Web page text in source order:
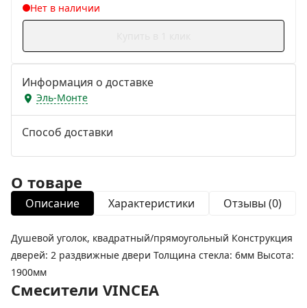
Нет в наличии
Информация о доставке
Эль-Монте
Способ доставки
О товаре
Описание Характеристики Отзывы (0)
Душевой уголок, квадратный/прямоугольный Конструкция
дверей: 2 раздвижные двери Толщина стекла: 6мм Высота:
1900мм
Смесители VINCEA